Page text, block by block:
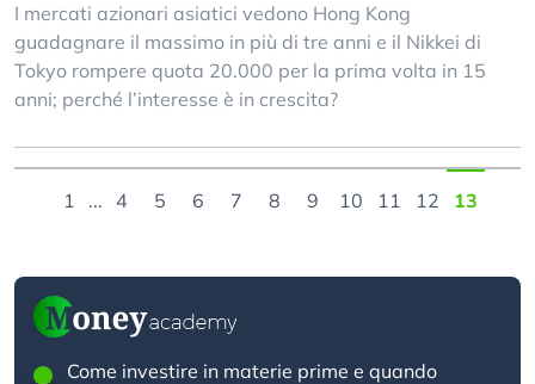
I mercati azionari asiatici vedono Hong Kong
guadagnare il massimo in più di tre anni e il Nikkei di
Tokyo rompere quota 20.000 per la prima volta in 15
anni; perché l’interesse è in crescita?
1 ... 4 5 6 7 8 9 10 11 12 13
Come investire in materie prime e quando